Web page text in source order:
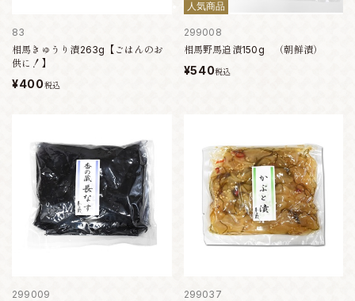
83
相馬きゅうり漬263g【ごはんのお
供に！】
¥400税込
人気商品
299008
相馬野馬追漬150g （朝鮮漬）
¥540税込
299009
299037